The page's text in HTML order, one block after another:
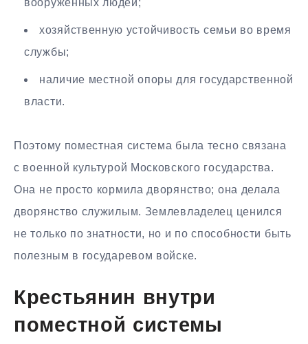
хозяйственную устойчивость семьи во время
службы;
наличие местной опоры для государственной
власти.
Поэтому поместная система была тесно связана
с военной культурой Московского государства.
Она не просто кормила дворянство; она делала
дворянство служилым. Землевладелец ценился
не только по знатности, но и по способности быть
полезным в государевом войске.
Крестьянин внутри
поместной системы